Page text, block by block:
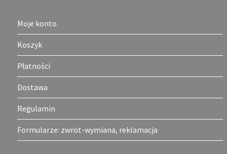
Moje konto
Koszyk
Płatności
Dostawa
Regulamin
Formularze: zwrot-wymiana, reklamacja